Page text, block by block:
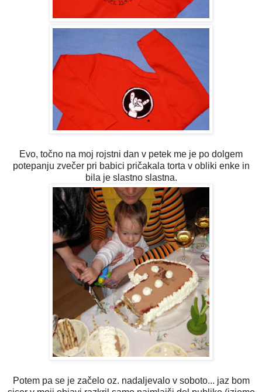
Evo, točno na moj rojstni dan v petek me je po dolgem
potepanju zvečer pri babici pričakala torta v obliki enke in
bila je slastno slastna.
Potem pa se je začelo oz. nadaljevalo v soboto... jaz bom